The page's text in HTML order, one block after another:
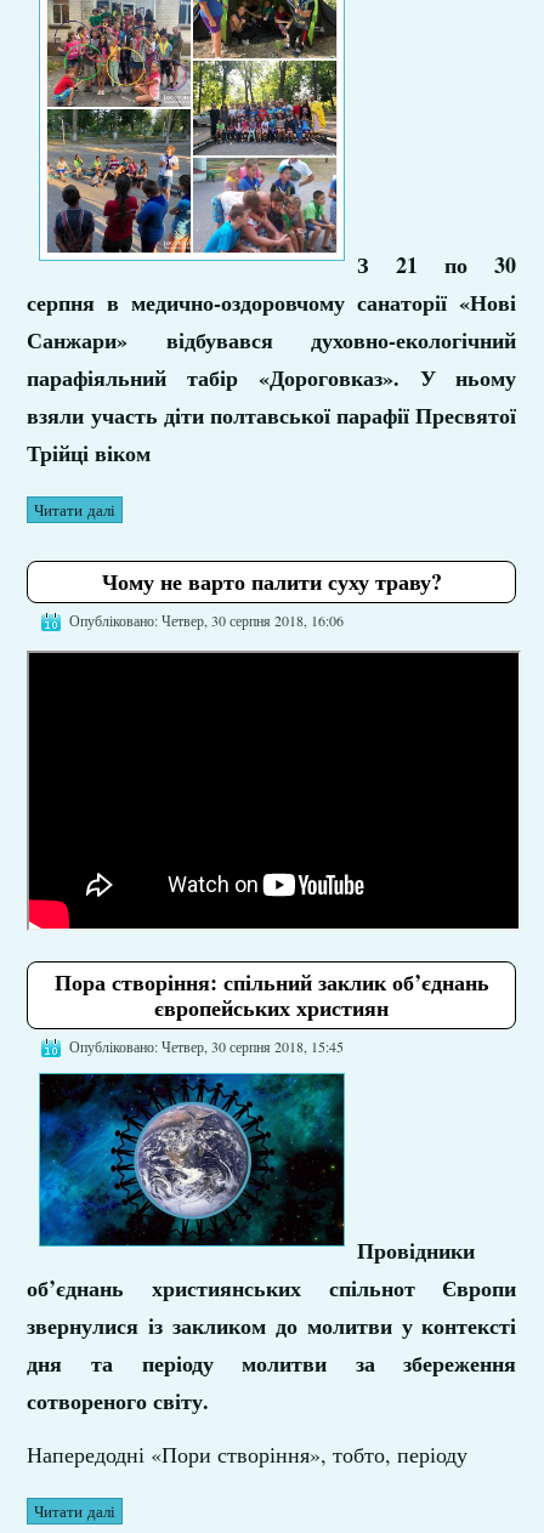
З 21 по 30
серпня в медично-оздоровчому санаторії «Нові
Санжари» відбувався духовно-екологічний
парафіяльний табір «Дороговказ». У ньому
взяли участь діти полтавської парафії Пресвятої
Трійці віком
Читати далі
Чому не варто палити суху траву?
Опубліковано: Четвер, 30 серпня 2018, 16:06
Пора створіння: спільний заклик об’єднань
європейських християн
Опубліковано: Четвер, 30 серпня 2018, 15:45
Провідники
об’єднань християнських спільнот Європи
звернулися із закликом до молитви у контексті
дня та періоду молитви за збереження
сотвореного світу.
Напередодні «Пори створіння», тобто, періоду
Читати далі